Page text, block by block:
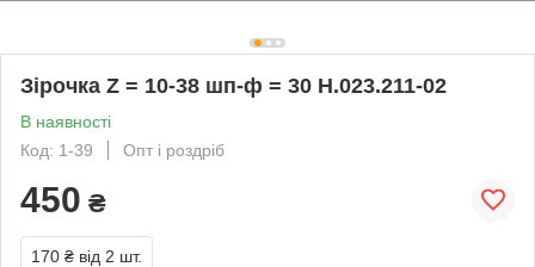
Зірочка Z = 10-38 шп-ф = 30 Н.023.211-02
В наявності
Код: 1-39
Опт і роздріб
450 ₴
170 ₴ від 2 шт.